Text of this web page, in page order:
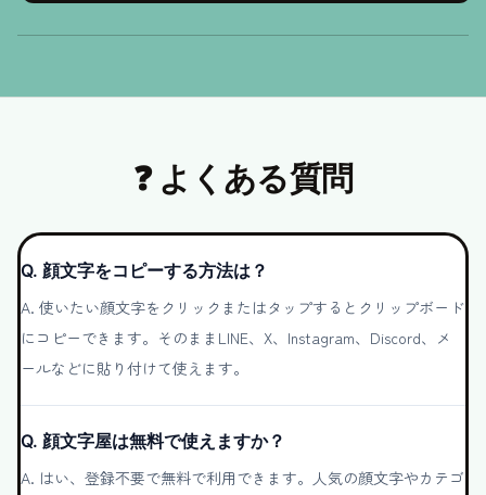
❓ よくある質問
Q. 顔文字をコピーする方法は？
A. 使いたい顔文字をクリックまたはタップするとクリップボード
にコピーできます。そのままLINE、X、Instagram、Discord、メ
ールなどに貼り付けて使えます。
Q. 顔文字屋は無料で使えますか？
A. はい、登録不要で無料で利用できます。人気の顔文字やカテゴ